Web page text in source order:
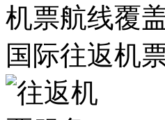
机票航线覆
国际往返机